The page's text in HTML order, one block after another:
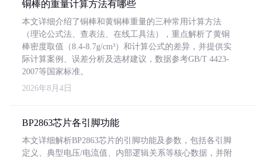
铜棒的重量计算方法有哪些
本文详细介绍了铜棒和黄铜棒重量的三种常用计算方法
（理论公式法、查表法、在线工具法），重点解析了黄铜
棒密度取值（8.4-8.7g/cm³）和计算公式的差异，并提供实
际计算案例、误差分析及选材建议，数据参考GB/T 4423-
2007等国家标准。
2026年8月4日
BP2863芯片各引脚功能
本文详细解析BP2863芯片的引脚功能及参数，包括各引脚
定义、典型电压/电流值、内部逻辑关系等核心数据，并附